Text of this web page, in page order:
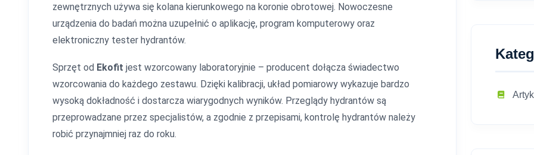
zewnętrznych używa się kolana kierunkowego na koronie obrotowej. Nowoczesne
urządzenia do badań można uzupełnić o aplikację, program komputerowy oraz
elektroniczny tester hydrantów.
Sprzęt od Ekofit jest wzorcowany laboratoryjnie – producent dołącza świadectwo
wzorcowania do każdego zestawu. Dzięki kalibracji, układ pomiarowy wykazuje bardzo
wysoką dokładność i dostarcza wiarygodnych wyników. Przeglądy hydrantów są
przeprowadzane przez specjalistów, a zgodnie z przepisami, kontrolę hydrantów należy
robić przynajmniej raz do roku.